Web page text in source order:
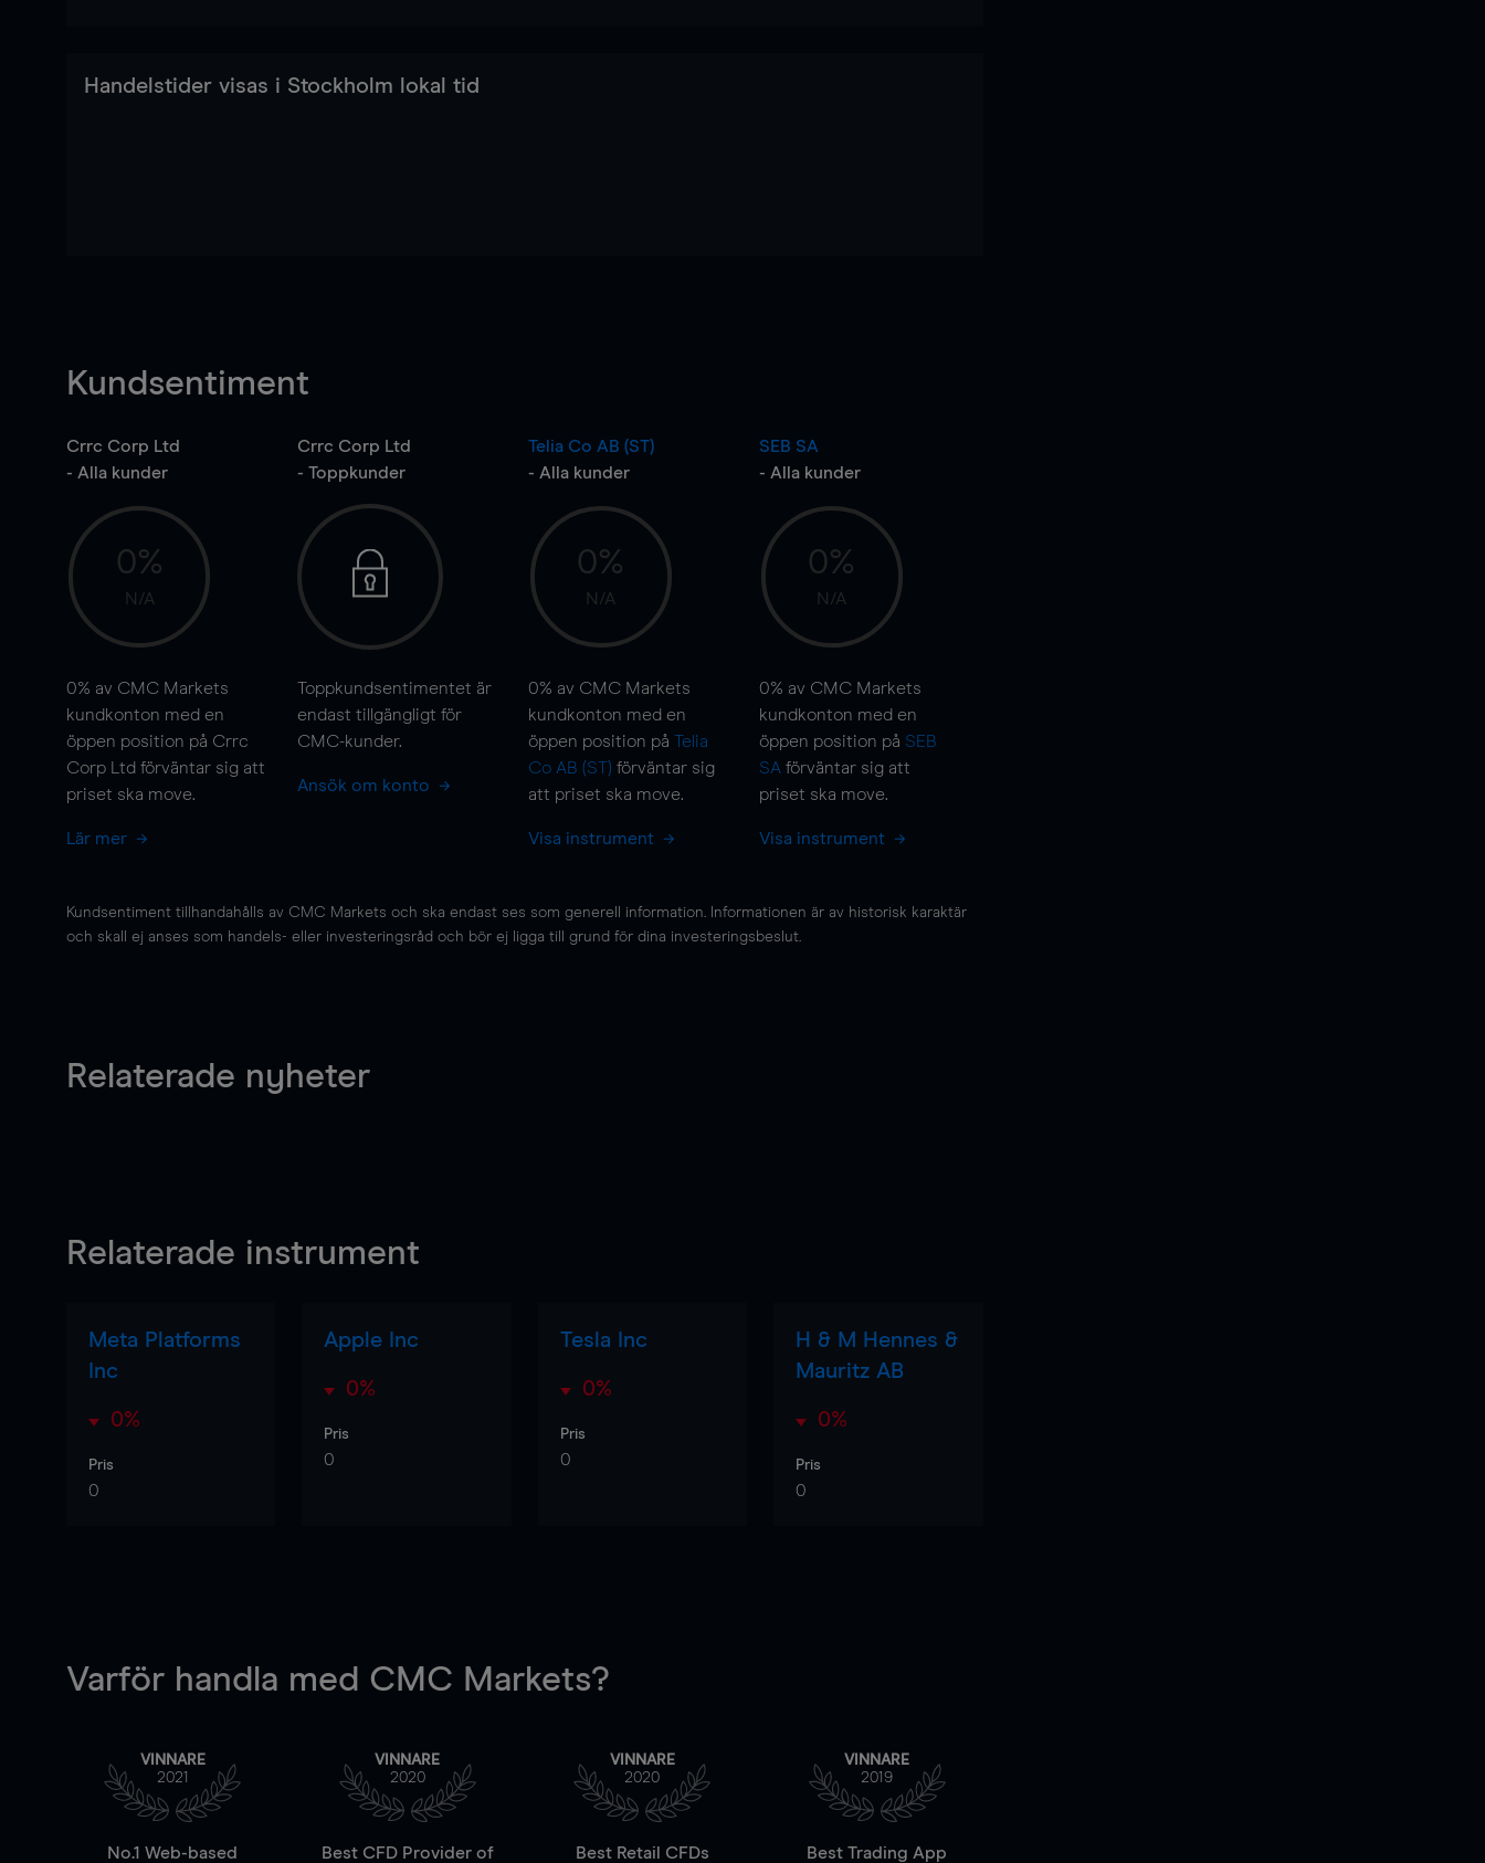
Handelstider visas i Stockholm lokal tid
Kundsentiment
Crrc Corp Ltd
- Alla kunder
0%
N/A
0% av CMC Markets
kundkonton med en
öppen position på Crrc
Corp Ltd förväntar sig att
priset ska move.
Lär mer
Crrc Corp Ltd
- Toppkunder
Toppkundsentimentet är
endast tillgängligt för
CMC-kunder.
Ansök om konto
Telia Co AB (ST)
- Alla kunder
0%
N/A
0% av CMC Markets
kundkonton med en
öppen position på Telia
Co AB (ST) förväntar sig
att priset ska move.
Visa instrument
SEB SA
- Alla kunder
0%
N/A
0% av CMC Markets
kundkonton med en
öppen position på SEB
SA förväntar sig att
priset ska move.
Visa instrument
Kundsentiment tillhandahålls av CMC Markets och ska endast ses som generell information. Informationen är av historisk karaktär
och skall ej anses som handels- eller investeringsråd och bör ej ligga till grund för dina investeringsbeslut.
Relaterade nyheter
Relaterade instrument
Meta Platforms
Inc
0%
Pris
0
Apple Inc
0%
Pris
0
Tesla Inc
0%
Pris
0
H & M Hennes &
Mauritz AB
0%
Pris
0
Varför handla med CMC Markets?
VINNARE
2021
No.1 Web-based
VINNARE
2020
Best CFD Provider of
VINNARE
2020
Best Retail CFDs
VINNARE
2019
Best Trading App